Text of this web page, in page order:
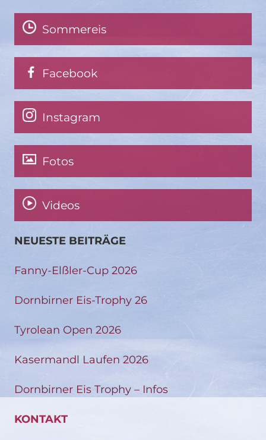
Sommereis
Facebook
Instagram
Fotos
Videos
NEUESTE BEITRÄGE
Fanny-Elßler-Cup 2026
Dornbirner Eis-Trophy 26
Tyrolean Open 2026
Kasermandl Laufen 2026
Dornbirner Eis Trophy – Infos
KONTAKT